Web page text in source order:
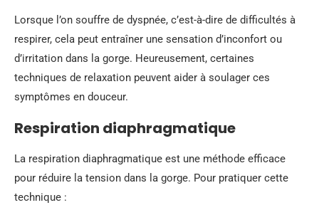
Lorsque l’on souffre de dyspnée, c’est-à-dire de difficultés à
respirer, cela peut entraîner une sensation d’inconfort ou
d’irritation dans la gorge. Heureusement, certaines
techniques de relaxation peuvent aider à soulager ces
symptômes en douceur.
Respiration diaphragmatique
La respiration diaphragmatique est une méthode efficace
pour réduire la tension dans la gorge. Pour pratiquer cette
technique :